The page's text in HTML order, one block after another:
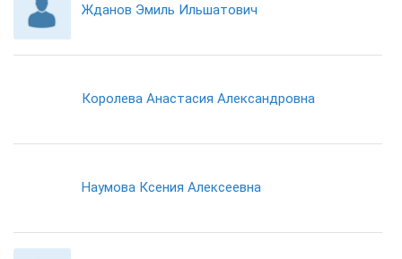
Жданов Эмиль Ильшатович
Королева Анастасия Александровна
Наумова Ксения Алексеевна